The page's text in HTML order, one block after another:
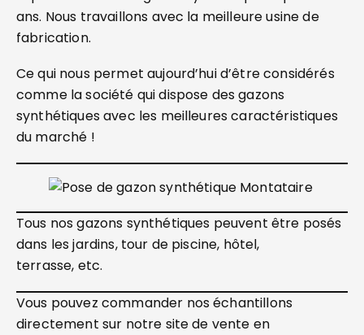
ans. Nous travaillons avec la meilleure usine de
fabrication.
Ce qui nous permet aujourd’hui d’être considérés
comme la société qui dispose des gazons
synthétiques avec les meilleures caractéristiques
du marché !
Tous nos gazons synthétiques peuvent être posés
dans les jardins, tour de piscine, hôtel,
terrasse, etc.
Vous pouvez commander nos échantillons
directement sur notre site de vente en